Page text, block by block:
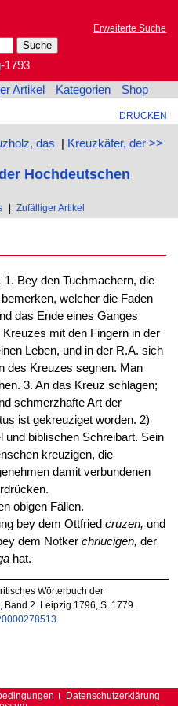
Erweiterte Suche
1793
Artikel Kategorien Shop
DRUCKEN
das | Kreuzkäfer, der >>
Hochdeutschen
Zufälliger Artikel
1. Bey den Tuchmachern, die
welcher die Faden
das Ende eines Ganges
mit den Fingern in der
Leben, und in der R.A. sich
des Kreuzes segnen. Man
3. An das Kreuz schlagen;
schmerzhafte Art der
ist gekreuziget worden. 2)
und biblischen Schreibart. Sein
kreuzigen, die
damit verbundenen
obigen Fällen.
bey dem Ottfried cruzen, und
dem Notker chriucigen, der
hat.
Wörterbuch der
Band 2. Leipzig 1796, S. 1779.
Datenschutzerklärung